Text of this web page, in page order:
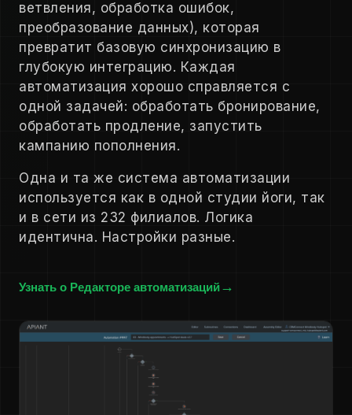
ветвления, обработка ошибок,
преобразование данных), которая
превратит базовую синхронизацию в
глубокую интеграцию. Каждая
автоматизация хорошо справляется с
одной задачей: обработать бронирование,
обработать продление, запустить
кампанию пополнения.
Одна и та же система автоматизации
используется как в одной студии йоги, так
и в сети из 232 филиалов. Логика
идентична. Настройки разные.
Узнать о Редакторе автоматизаций